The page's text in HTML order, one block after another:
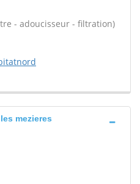
- adoucisseur - filtration)
mezieres